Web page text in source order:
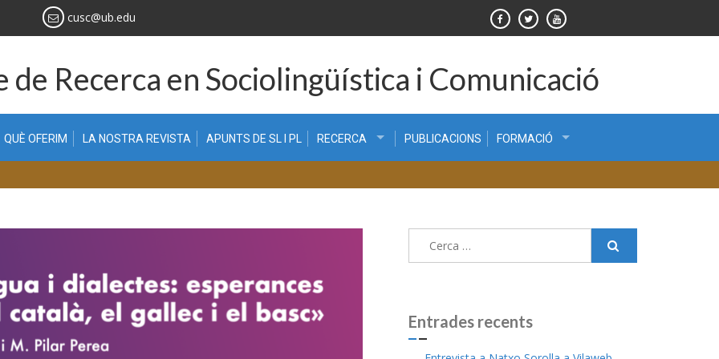
cusc@ub.edu
de Recerca en Sociolingüística i Comunicació
QUÈ OFERIM LA NOSTRA REVISTA APUNTS DE SL I PL RECERCA PUBLICACIONS FORMACIÓ
Entrades recents